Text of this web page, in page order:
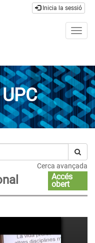
Inicia la sessió
Cerca avançada
Accés
obert